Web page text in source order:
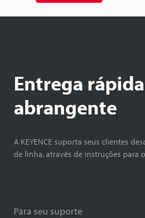
Entrega
abrangente
A KEYENCE suporta seus clientes
de linha, através de instruções para
Para seu suporte